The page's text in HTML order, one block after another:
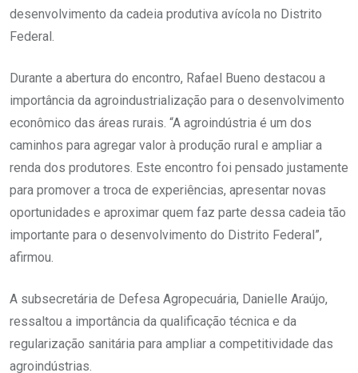
desenvolvimento da cadeia produtiva avícola no Distrito
Federal.
Durante a abertura do encontro, Rafael Bueno destacou a
importância da agroindustrialização para o desenvolvimento
econômico das áreas rurais. “A agroindústria é um dos
caminhos para agregar valor à produção rural e ampliar a
renda dos produtores. Este encontro foi pensado justamente
para promover a troca de experiências, apresentar novas
oportunidades e aproximar quem faz parte dessa cadeia tão
importante para o desenvolvimento do Distrito Federal”,
afirmou.
A subsecretária de Defesa Agropecuária, Danielle Araújo,
ressaltou a importância da qualificação técnica e da
regularização sanitária para ampliar a competitividade das
agroindústrias.